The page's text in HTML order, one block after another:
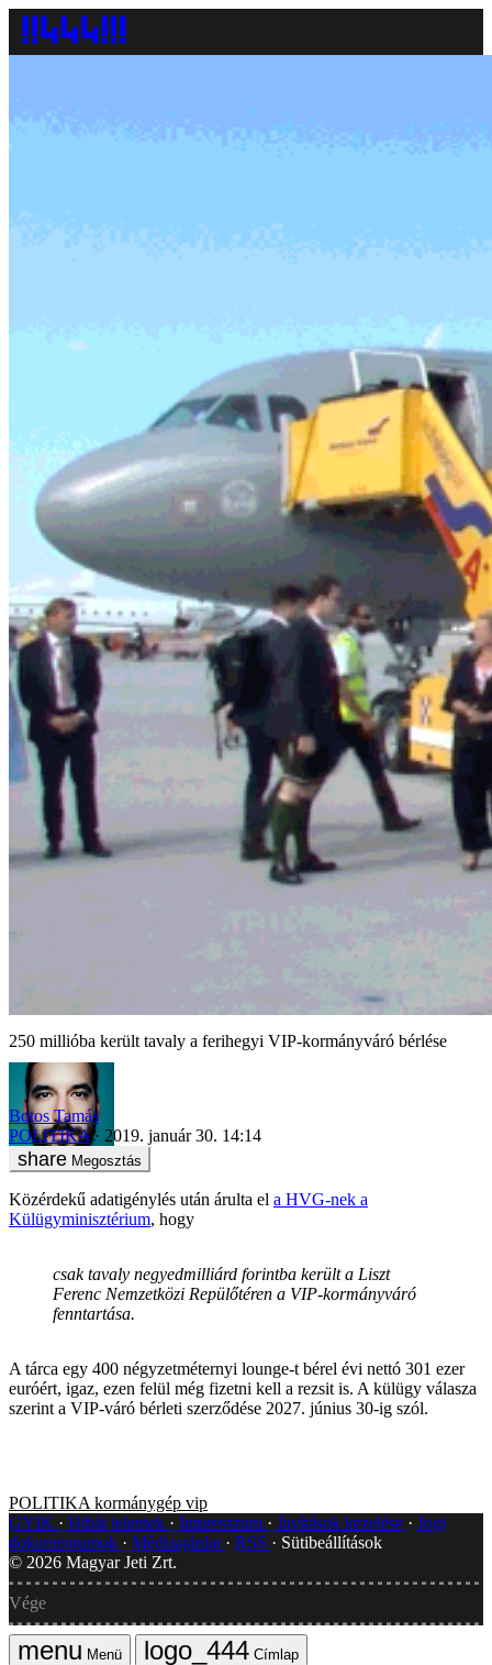
250 millióba került tavaly a ferihegyi VIP-kormányváró bérlése
Botos Tamás
POLITIKA
2019. január 30. 14:14
Megosztás
Közérdekű adatigénylés után árulta el a HVG-nek a
Külügyminisztérium, hogy
csak tavaly negyedmilliárd forintba került a Liszt
Ferenc Nemzetközi Repülőtéren a VIP-kormányváró
fenntartása.
A tárca egy 400 négyzetméternyi lounge-t bérel évi nettó 301 ezer
euróért, igaz, ezen felül még fizetni kell a rezsit is. A külügy válasza
szerint a VIP-váró bérleti szerződése 2027. június 30-ig szól.
POLITIKA kormánygép vip
GYIK
Hibát jelentek Impresszum Javítások kezelése
Jogi
dokumentumok
Médiaajánlat RSS
Sütibeállítások
© 2026 Magyar Jeti Zrt.
Vége
Menü
Címlap